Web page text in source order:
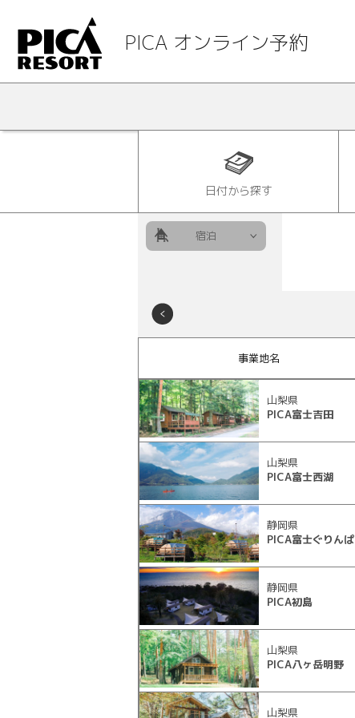
PICA オンライン予約
日付から探す
宿泊
事業地名
山梨県
PICA富士吉田
山梨県
PICA富士西湖
静岡県
PICA富士ぐりんぱ
静岡県
PICA初島
山梨県
PICA八ヶ岳明野
山梨県